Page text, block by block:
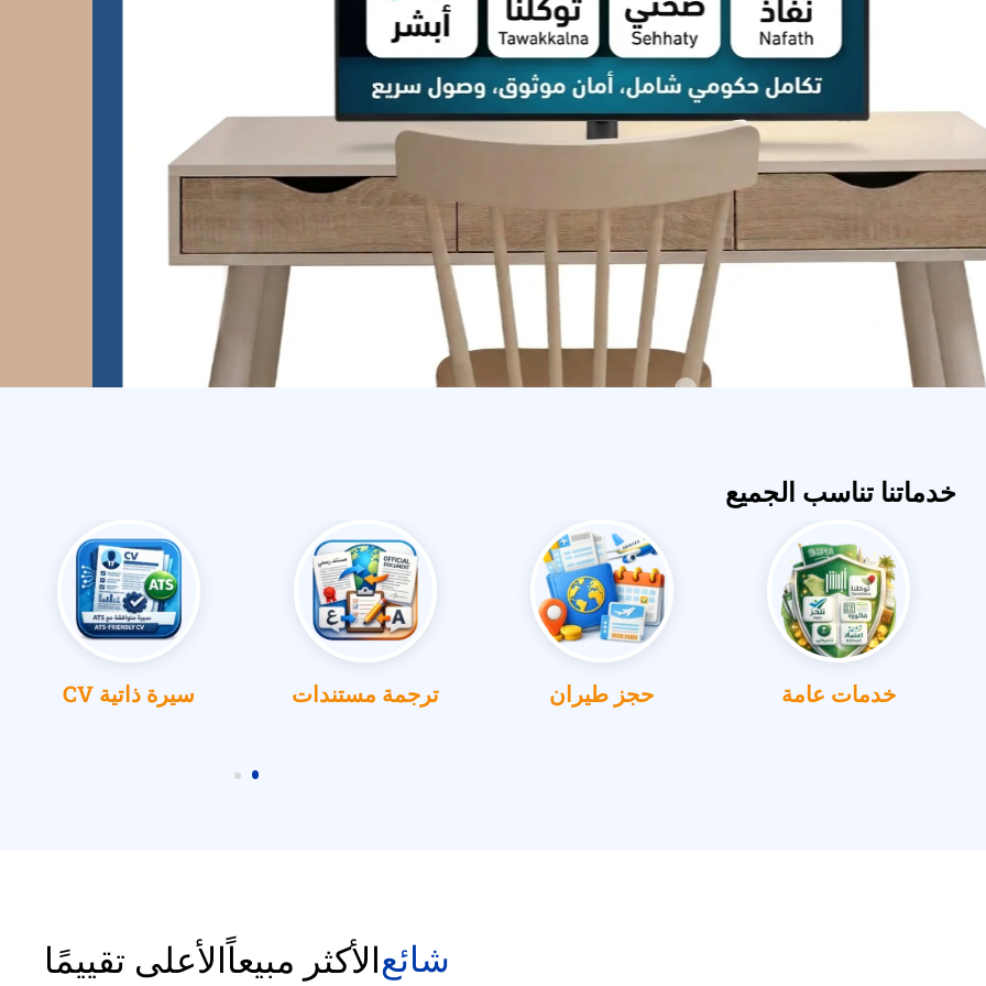
خدماتنا تناسب الجميع
خدمات عامة حجز طيران ترجمة مستندات سيرة ذاتية CV
شائعالأكثر مبيعاًالأعلى تقييمًا